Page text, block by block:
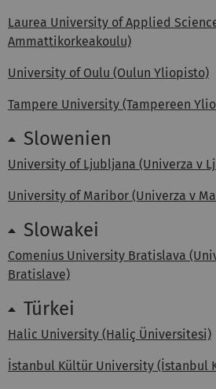
Laurea University of Applied
Ammattikorkeakoulu)
University of Oulu (Oulun Yliopisto)
Tampere University (Tampereen
Slowenien
University of Ljubljana (Univerza v
University of Maribor (Univerza v
Slowakei
Comenius University Bratislava
Bratislave)
Türkei
Halic University (Haliç Üniversitesi)
İstanbul Kültür University (İstanbul